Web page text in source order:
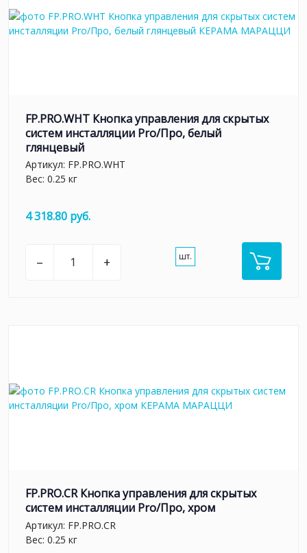
FP.PRO.WHT Кнопка управления для скрытых
систем инсталляции Pro/Про, белый
глянцевый
Артикул: FP.PRO.WHT
Вес: 0.25 кг
4 318.80 руб.
– + шт.
FP.PRO.CR Кнопка управления для скрытых
систем инсталляции Pro/Про, хром
Артикул: FP.PRO.CR
Вес: 0.25 кг